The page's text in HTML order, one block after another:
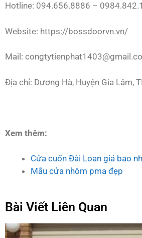
Hotline: 094.656.8886 –
Website: https://bossdoorvn.vn/
Mail:
Địa chỉ: Dương Hà, Huyện Gia Lâm,
Xem thêm:
Cửa cuốn Đài Loan giá bao
Mẫu cửa nhôm pma đẹp
Bài Viết Liên Quan